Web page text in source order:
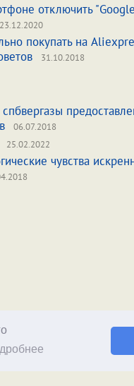
отключить "Google
23.12.2020
покупать на
31.10.2018
спбвергазы
06.07.2018
25.02.2022
чувства